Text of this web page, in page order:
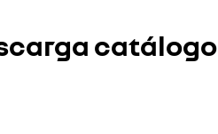
catálogo